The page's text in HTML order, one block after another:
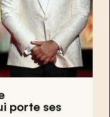
porte ses